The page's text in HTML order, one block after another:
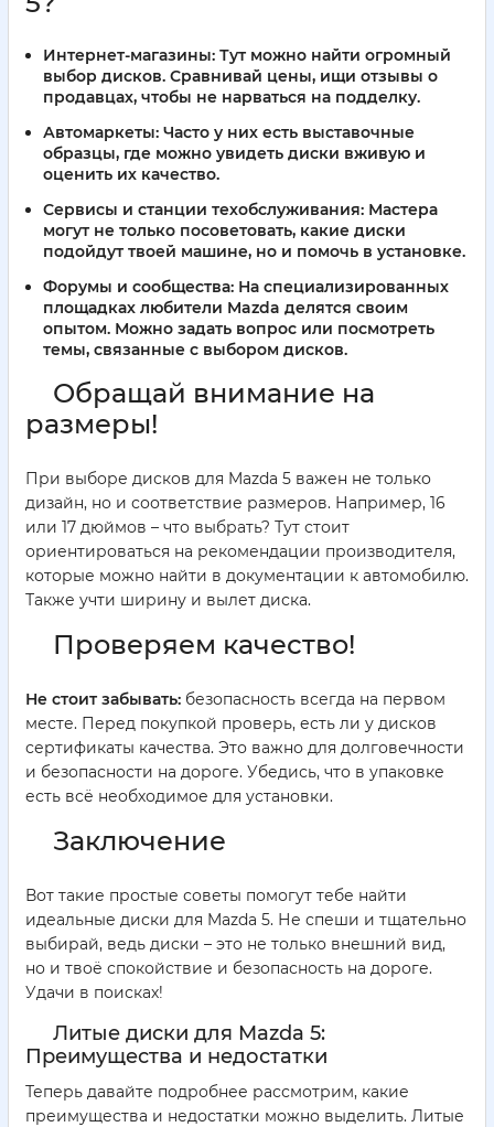
Интернет-магазины: Тут можно найти огромный
выбор дисков. Сравнивай цены, ищи отзывы о
продавцах, чтобы не нарваться на подделку.
Автомаркеты: Часто у них есть выставочные
образцы, где можно увидеть диски вживую и
оценить их качество.
Сервисы и станции техобслуживания: Мастера
могут не только посоветовать, какие диски
подойдут твоей машине, но и помочь в установке.
Форумы и сообщества: На специализированных
площадках любители Mazda делятся своим
опытом. Можно задать вопрос или посмотреть
темы, связанные с выбором дисков.
Обращай внимание на
размеры!
При выборе дисков для Mazda 5 важен не только
дизайн, но и соответствие размеров. Например, 16
или 17 дюймов – что выбрать? Тут стоит
ориентироваться на рекомендации производителя,
которые можно найти в документации к автомобилю.
Также учти ширину и вылет диска.
Проверяем качество!
Не стоит забывать: безопасность всегда на первом
месте. Перед покупкой проверь, есть ли у дисков
сертификаты качества. Это важно для долговечности
и безопасности на дороге. Убедись, что в упаковке
есть всё необходимое для установки.
Заключение
Вот такие простые советы помогут тебе найти
идеальные диски для Mazda 5. Не спеши и тщательно
выбирай, ведь диски – это не только внешний вид,
но и твоё спокойствие и безопасность на дороге.
Удачи в поисках!
Литые диски для Mazda 5:
Преимущества и недостатки
Теперь давайте подробнее рассмотрим, какие
преимущества и недостатки можно выделить. Литые